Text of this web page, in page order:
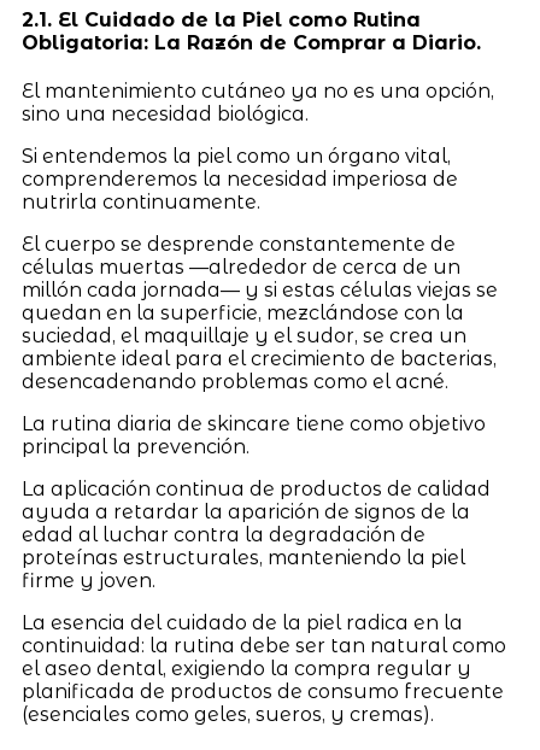
2.1. El Cuidado de la Piel como Rutina
Obligatoria: La Razón de Comprar a Diario.
El mantenimiento cutáneo ya no es una opción,
sino una necesidad biológica.
Si entendemos la piel como un órgano vital,
comprenderemos la necesidad imperiosa de
nutrirla continuamente.
El cuerpo se desprende constantemente de
células muertas —alrededor de cerca de un
millón cada jornada— y si estas células viejas se
quedan en la superficie, mezclándose con la
suciedad, el maquillaje y el sudor, se crea un
ambiente ideal para el crecimiento de bacterias,
desencadenando problemas como el acné.
La rutina diaria de skincare tiene como objetivo
principal la prevención.
La aplicación continua de productos de calidad
ayuda a retardar la aparición de signos de la
edad al luchar contra la degradación de
proteínas estructurales, manteniendo la piel
firme y joven.
La esencia del cuidado de la piel radica en la
continuidad: la rutina debe ser tan natural como
el aseo dental, exigiendo la compra regular y
planificada de productos de consumo frecuente
(esenciales como geles, sueros, y cremas).